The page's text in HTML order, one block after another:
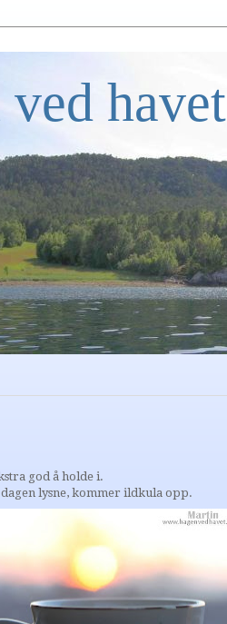
ved havet
god å holde i.
lysne, kommer ildkula opp.